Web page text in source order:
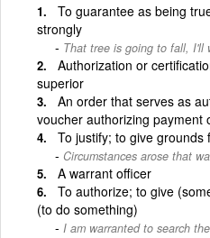
To guarantee as being
strongly
That tree is going to fall, I'll
Authorization or
superior
An order that serves as
voucher authorizing payment
To justify; to give grounds
Circumstances arose that
A warrant officer
To authorize; to give
(to do something)
I am warranted to search